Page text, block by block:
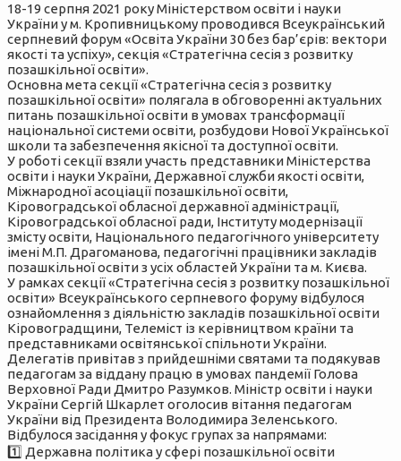
18-19 серпня 2021 року Міністерством освіти і науки
України у м. Кропивницькому проводився Всеукраїнський
серпневий форум «Освіта України 30 без бар’єрів: вектори
якості та успіху», секція «Стратегічна сесія з розвитку
позашкільної освіти».
Основна мета секції «Стратегічна сесія з розвитку
позашкільної освіти» полягала в обговоренні актуальних
питань позашкільної освіти в умовах трансформації
національної системи освіти, розбудови Нової Української
школи та забезпечення якісної та доступної освіти.
У роботі секції взяли участь представники Міністерства
освіти і науки України, Державної служби якості освіти,
Міжнародної асоціації позашкільної освіти,
Кіровоградської обласної державної адміністрації,
Кіровоградської обласної ради, Інституту модернізації
змісту освіти, Національного педагогічного університету
імені М.П. Драгоманова, педагогічні працівники закладів
позашкільної освіти з усіх областей України та м. Києва.
У рамках секції «Стратегічна сесія з розвитку позашкільної
освіти» Всеукраїнського серпневого форуму відбулося
ознайомлення з діяльністю закладів позашкільної освіти
Кіровоградщини, Телеміст із керівництвом країни та
представниками освітянської спільноти України.
Делегатів привітав з прийдешніми святами та подякував
педагогам за віддану працю в умовах пандемії Голова
Верховної Ради Дмитро Разумков. Міністр освіти і науки
України Сергій Шкарлет оголосив вітання педагогам
України від Президента Володимира Зеленського.
Відбулося засідання у фокус групах за напрямами:
1️⃣ Державна політика у сфері позашкільної освіти